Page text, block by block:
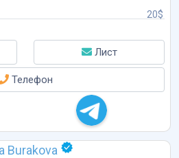
20$
Лист
Телефон
Burakova